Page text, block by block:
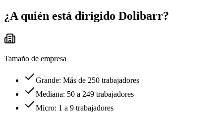
¿A quién está dirigido Dolibarr?
Tamaño de empresa
Grande: Más de 250 trabajadores
Mediana: 50 a 249 trabajadores
Micro: 1 a 9 trabajadores